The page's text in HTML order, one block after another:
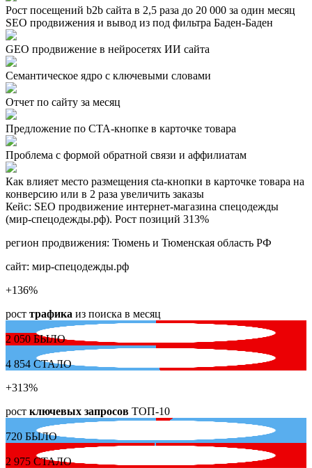
Рост посещений b2b сайта в 2,5 раза до 20 000 за один месяц
SEO продвижения и вывод из под фильтра Баден-Баден
GEO продвижение в нейросетях ИИ сайта
Семантическое ядро с ключевыми словами
Отчет по сайту за месяц
Предложение по СТА-кнопке в карточке товара
Проблема с формой обратной связи и аффилиатам
Как влияет место размещения cta-кнопки в карточке товара на
конверсию или в 2 раза увеличить заказы
Кейс: SEO продвижение интернет-магазина спецодежды
(мир-спецодежды.рф). Рост позиций 313%
регион продвижения: Тюмень и Тюменская область РФ
сайт: мир-спецодежды.рф
+136%
рост трафика из поиска в месяц
2 050 БЫЛО
4 854 СТАЛО
+313%
рост ключевых запросов ТОП-10
720 БЫЛО
2 975 СТАЛО